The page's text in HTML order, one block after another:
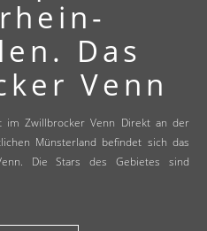
Das
Venn
Münsterland befindet sich das
Die Stars des Gebietes sind